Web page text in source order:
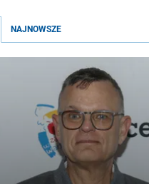
NAJNOWSZE